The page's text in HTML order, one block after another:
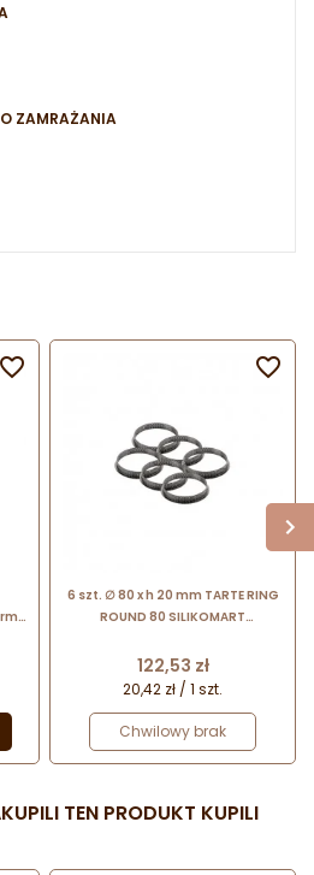
ZAMRAŻANIA

6 szt. ∅ 80 x h 20 mm TARTE RING
ROUND 80 SILIKOMART
perforowanych rantów
Cena
122,53 zł
20,42 zł / 1 szt.
Chwilowy brak

TEN PRODUKT KUPILI